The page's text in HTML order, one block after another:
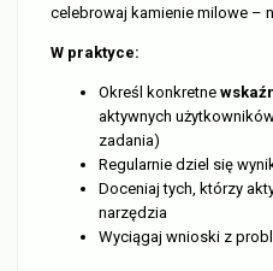
celebrowaj kamienie milowe –
W praktyce:
Określ konkretne
aktywnych
zadania)
Regularnie dziel się
Doceniaj tych, którzy
narzędzia
Wyciągaj wnioski z